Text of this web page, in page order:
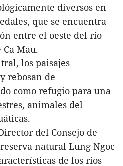
diversos en
que se encuentra
entre el oeste del río
Mau.
los paisajes
rebosan de
como refugio para una
animales del
del Consejo de
natural Lung Ngoc
de los ríos